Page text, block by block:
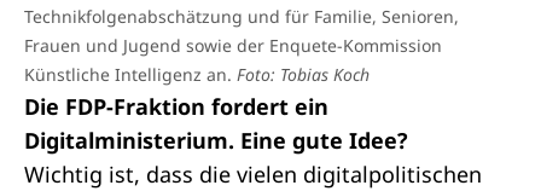
Technikfolgenabschätzung und für Familie, Senioren,
Frauen und Jugend sowie der Enquete-Kommission
Künstliche Intelligenz an. Foto: Tobias Koch
Die FDP-Fraktion fordert ein
Digitalministerium. Eine gute Idee?
Wichtig ist, dass die vielen digitalpolitischen